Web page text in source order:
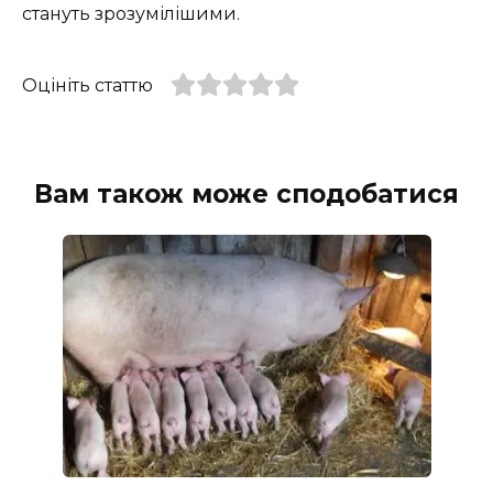
стануть зрозумілішими.
Оцініть статтю
Вам також може сподобатися